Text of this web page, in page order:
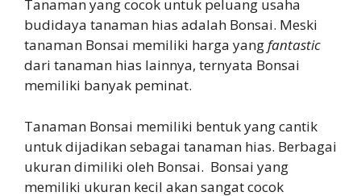
Tanaman yang cocok untuk peluang usaha
budidaya tanaman hias adalah Bonsai. Meski
tanaman Bonsai memiliki harga yangfantastic
dari tanaman hias lainnya, ternyata Bonsai
memiliki banyak peminat.
Tanaman Bonsai memiliki bentuk yang cantik
untuk dijadikan sebagai tanaman hias. Berbagai
ukuran dimiliki oleh Bonsai. Bonsai yang
memiliki ukuran kecil akan sangat cocok